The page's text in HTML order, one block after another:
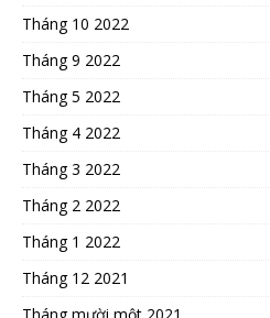
Tháng 10 2022
Tháng 9 2022
Tháng 5 2022
Tháng 4 2022
Tháng 3 2022
Tháng 2 2022
Tháng 1 2022
Tháng 12 2021